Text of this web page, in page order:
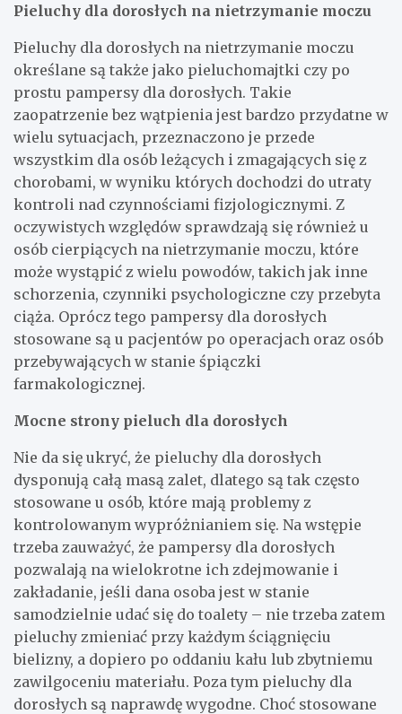
Pieluchy dla dorosłych na nietrzymanie moczu
Pieluchy dla dorosłych na nietrzymanie moczu
określane są także jako pieluchomajtki czy po
prostu pampersy dla dorosłych. Takie
zaopatrzenie bez wątpienia jest bardzo przydatne w
wielu sytuacjach, przeznaczono je przede
wszystkim dla osób leżących i zmagających się z
chorobami, w wyniku których dochodzi do utraty
kontroli nad czynnościami fizjologicznymi. Z
oczywistych względów sprawdzają się również u
osób cierpiących na nietrzymanie moczu, które
może wystąpić z wielu powodów, takich jak inne
schorzenia, czynniki psychologiczne czy przebyta
ciąża. Oprócz tego pampersy dla dorosłych
stosowane są u pacjentów po operacjach oraz osób
przebywających w stanie śpiączki
farmakologicznej.
Mocne strony pieluch dla dorosłych
Nie da się ukryć, że pieluchy dla dorosłych
dysponują całą masą zalet, dlatego są tak często
stosowane u osób, które mają problemy z
kontrolowanym wypróżnianiem się. Na wstępie
trzeba zauważyć, że pampersy dla dorosłych
pozwalają na wielokrotne ich zdejmowanie i
zakładanie, jeśli dana osoba jest w stanie
samodzielnie udać się do toalety – nie trzeba zatem
pieluchy zmieniać przy każdym ściągnięciu
bielizny, a dopiero po oddaniu kału lub zbytniemu
zawilgoceniu materiału. Poza tym pieluchy dla
dorosłych są naprawdę wygodne. Choć stosowane